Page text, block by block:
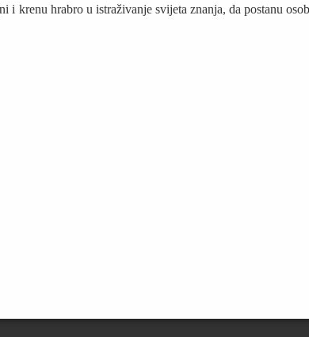
krenu hrabro u istraživanje svijeta znanja, da postanu